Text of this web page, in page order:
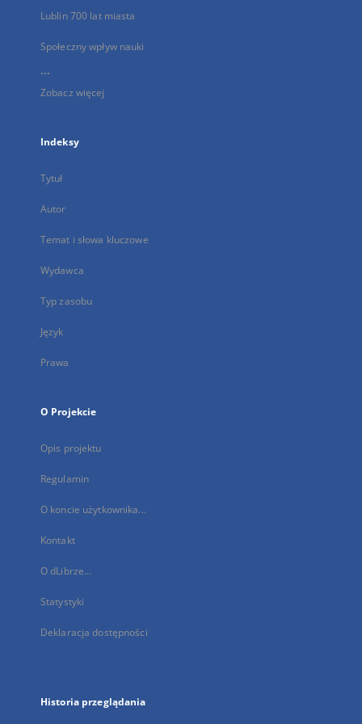
Lublin 700 lat miasta
Społeczny wpływ nauki
...
Zobacz więcej
Indeksy
Tytuł
Autor
Temat i słowa kluczowe
Wydawca
Typ zasobu
Język
Prawa
O Projekcie
Opis projektu
Regulamin
O koncie użytkownika...
Kontakt
O dLibrze...
Statystyki
Deklaracja dostępności
Historia przeglądania